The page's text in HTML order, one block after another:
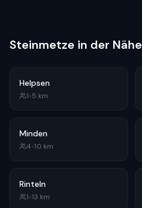
Steinmetze in der Nähe
Helpsen
1•5 km
Minden
4•10 km
Rinteln
1•13 km